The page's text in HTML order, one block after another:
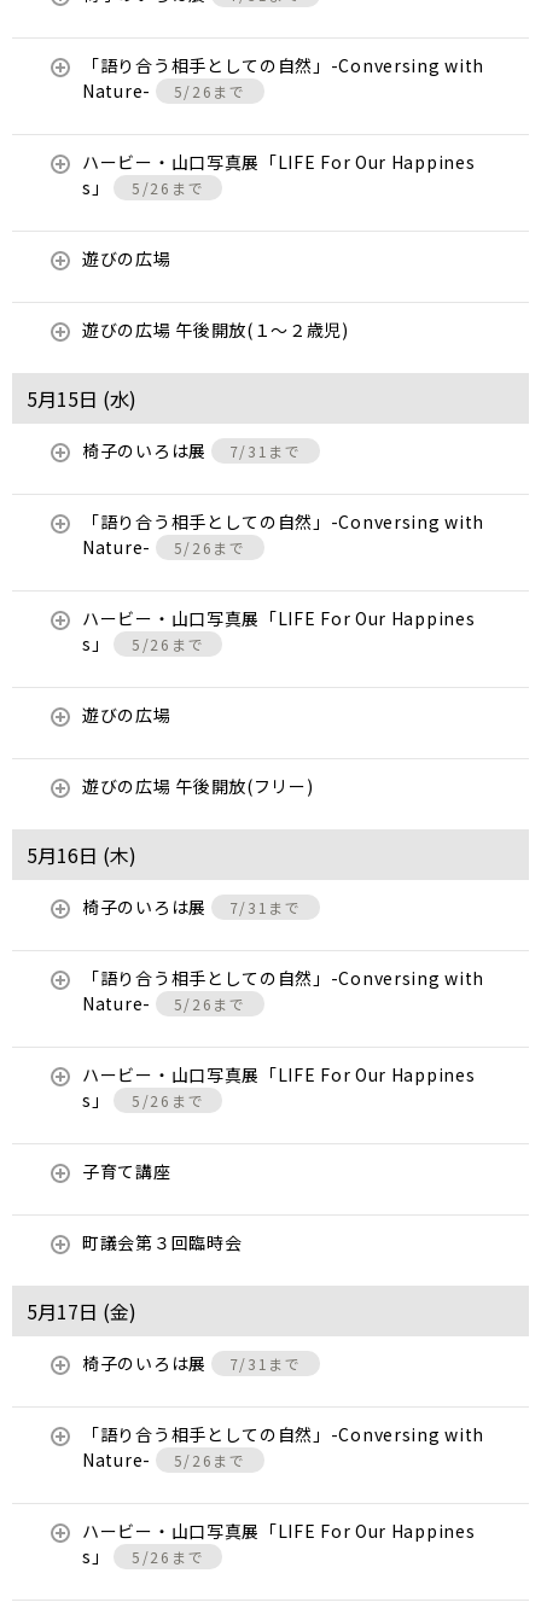
「語り合う相手としての自然」-Conversing with
Nature-
5/26まで
ハービー・山口写真展「LIFE For Our Happines
s」
5/26まで
遊びの広場
遊びの広場 午後開放(１～２歳児)
5月15日 (水)
椅子のいろは展 7/31まで
「語り合う相手としての自然」-Conversing with
Nature-
5/26まで
ハービー・山口写真展「LIFE For Our Happines
s」
5/26まで
遊びの広場
遊びの広場 午後開放(フリー)
5月16日 (木)
椅子のいろは展 7/31まで
「語り合う相手としての自然」-Conversing with
Nature-
5/26まで
ハービー・山口写真展「LIFE For Our Happines
s」
5/26まで
子育て講座
町議会第３回臨時会
5月17日 (金)
椅子のいろは展 7/31まで
「語り合う相手としての自然」-Conversing with
Nature-
5/26まで
ハービー・山口写真展「LIFE For Our Happines
s」
5/26まで